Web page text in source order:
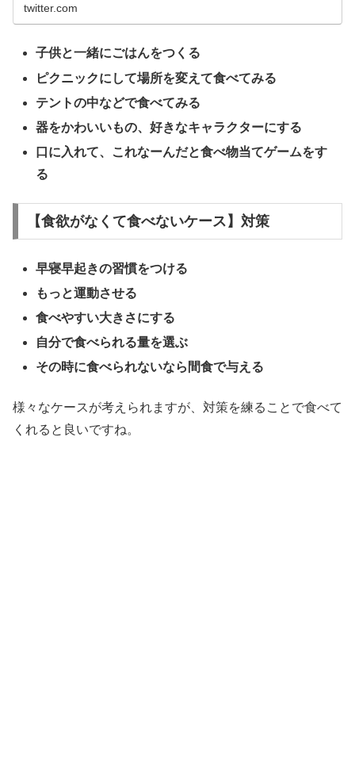
twitter.com
子供と一緒にごはんをつくる
ピクニックにして場所を変えて食べてみる
テントの中などで食べてみる
器をかわいいもの、好きなキャラクターにする
口に入れて、これなーんだと食べ物当てゲームをす
る
【食欲がなくて食べないケース】対策
早寝早起きの習慣をつける
もっと運動させる
食べやすい大きさにする
自分で食べられる量を選ぶ
その時に食べられないなら間食で与える
様々なケースが考えられますが、対策を練ることで食べて
くれると良いですね。